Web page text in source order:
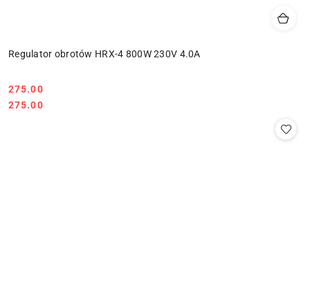
Regulator obrotów HRX-4 800W 230V 4.0A
Cena:
275.00
Cena:
275.00